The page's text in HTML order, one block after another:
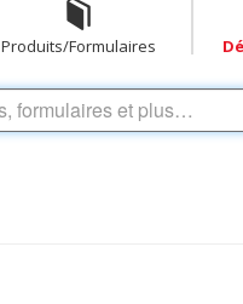
Produits/Formulaires